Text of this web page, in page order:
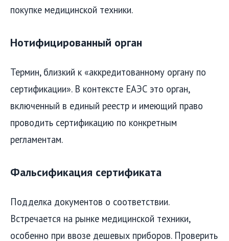
покупке медицинской техники.
Нотифицированный орган
Термин, близкий к «аккредитованному органу по
сертификации». В контексте ЕАЭС это орган,
включенный в единый реестр и имеющий право
проводить сертификацию по конкретным
регламентам.
Фальсификация сертификата
Подделка документов о соответствии.
Встречается на рынке медицинской техники,
особенно при ввозе дешевых приборов. Проверить